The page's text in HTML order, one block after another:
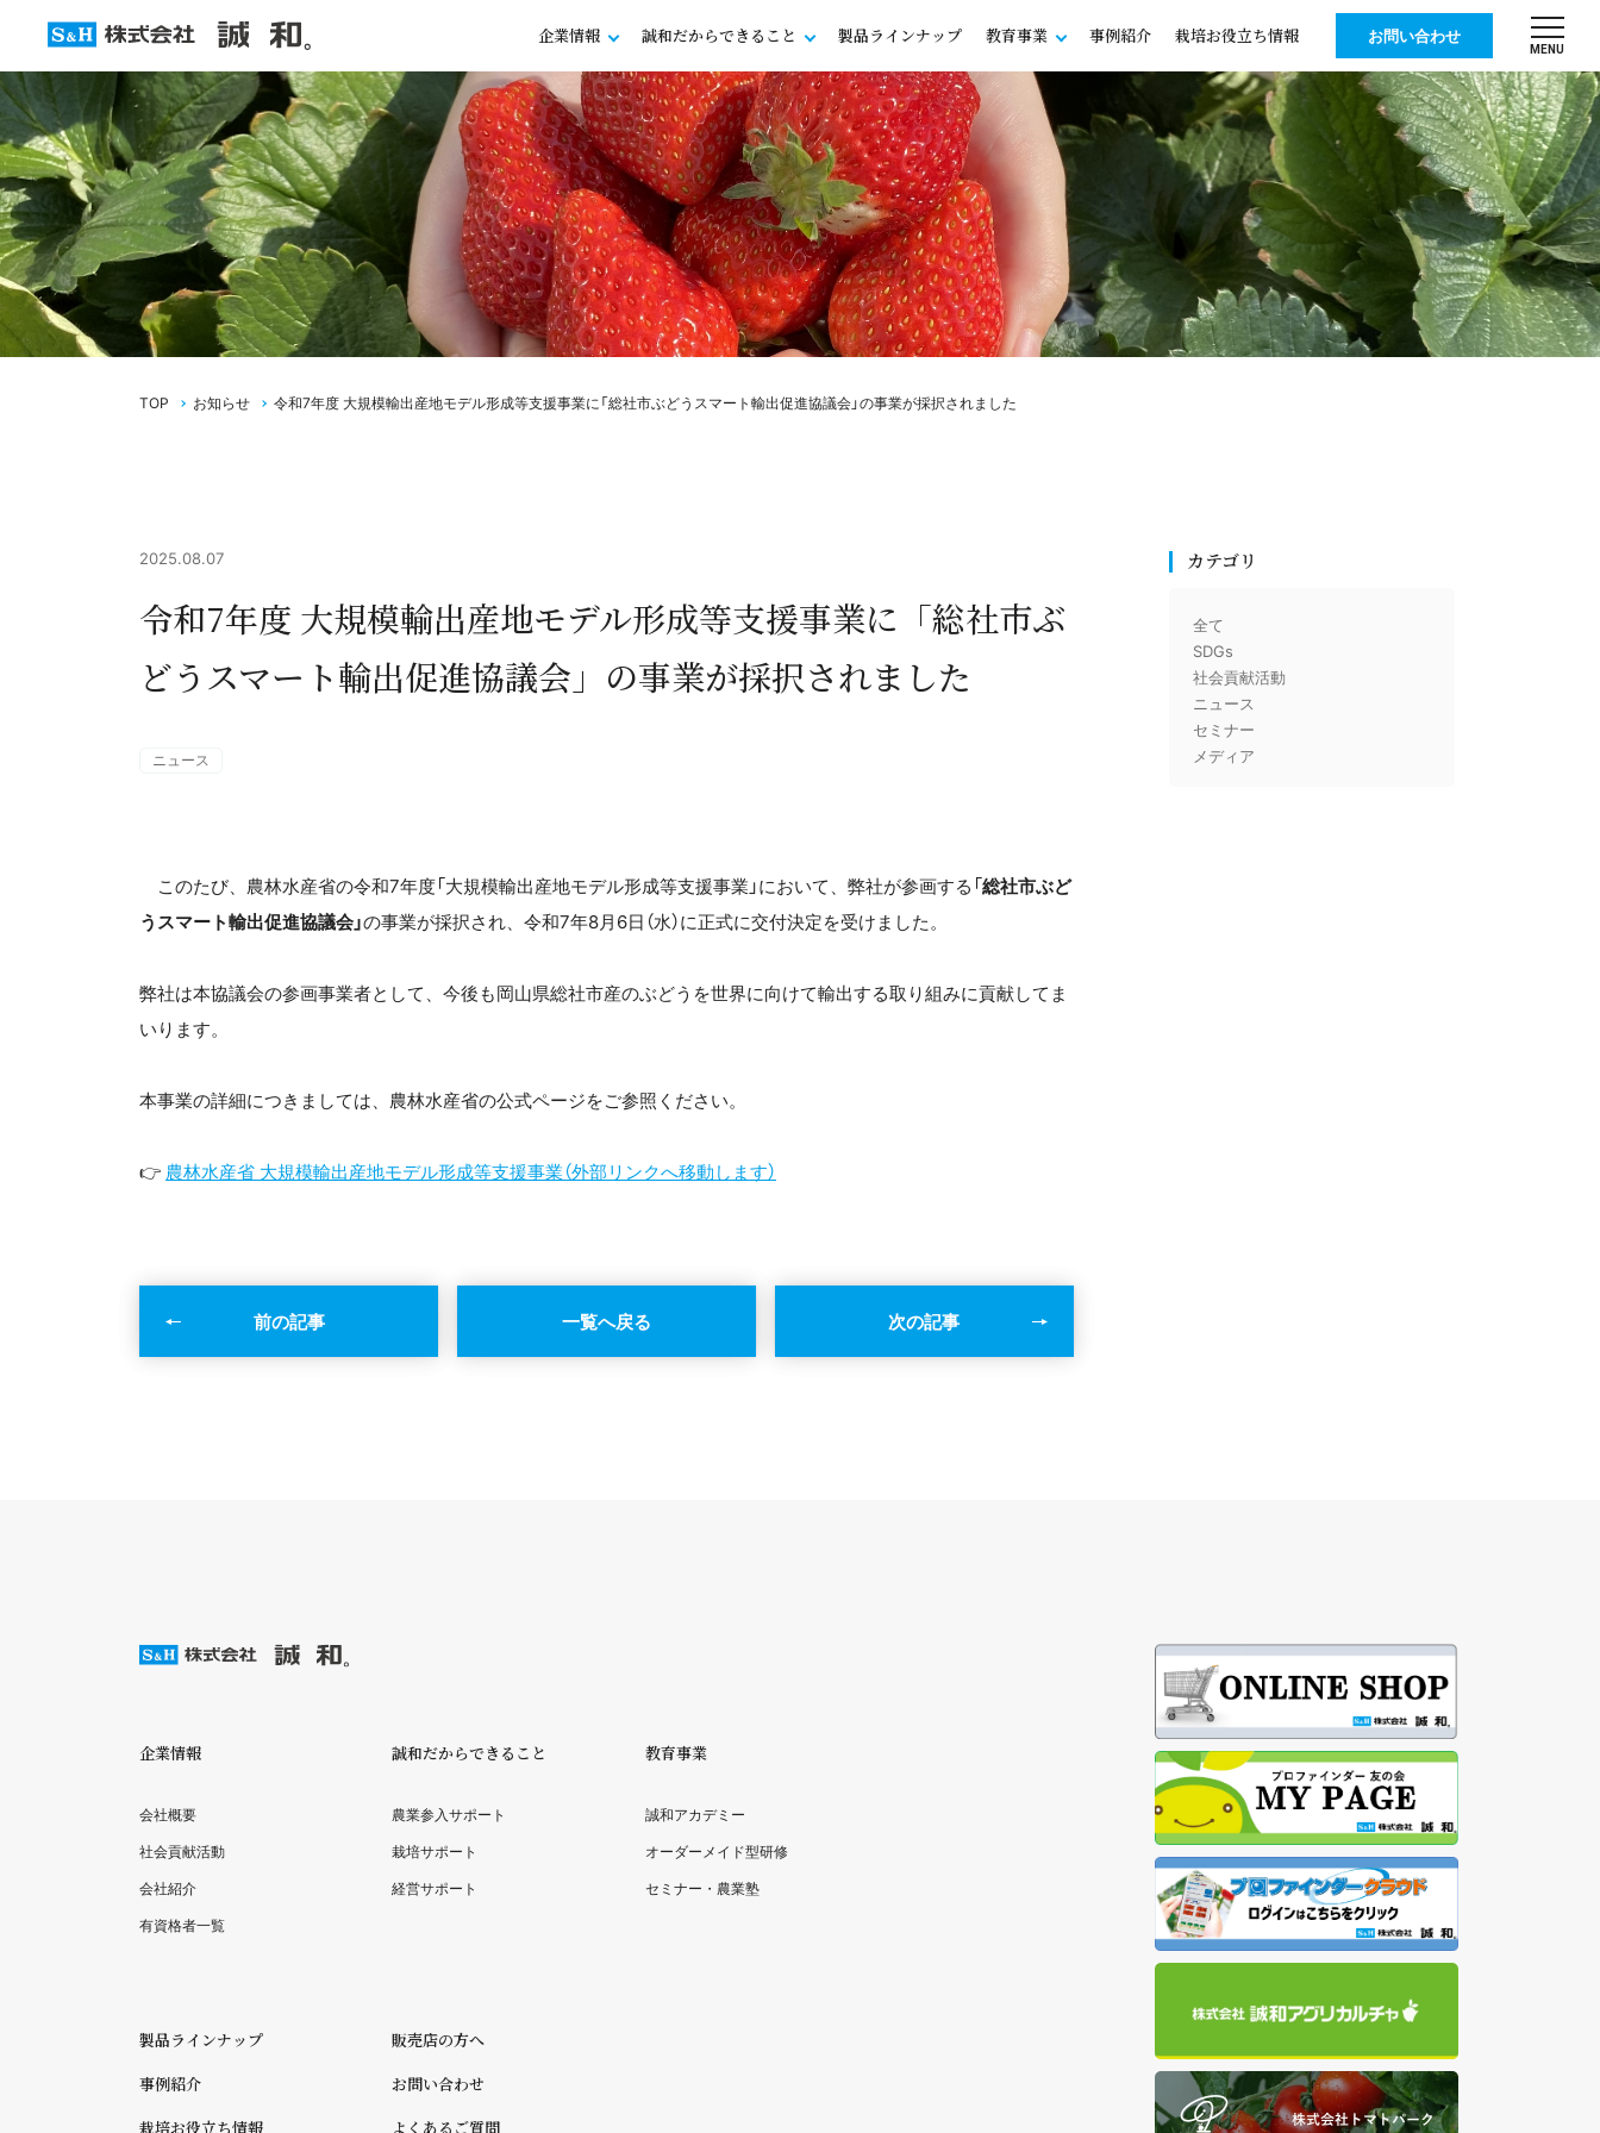
企業情報 誠和だからできること 製品ラインナップ 教育事業 事例紹介 栽培お役立ち情報 お問い合わせ
MENU
TOP お知らせ 令和7年度 大規模輸出産地モデル形成等支援事業に「総社市ぶどうスマート輸出促進協議会」の事業が採択されました
2025.08.07
令和7年度 大規模輸出産地モデル形成等支援事業に「総社市ぶ
どうスマート輸出促進協議会」の事業が採択されました
ニュース
このたび、農林水産省の令和7年度「大規模輸出産地モデル形成等支援事業」において、弊社が参画する「総社市ぶど
うスマート輸出促進協議会」の事業が採択され、令和7年8月6日（水）に正式に交付決定を受けました。
弊社は本協議会の参画事業者として、今後も岡山県総社市産のぶどうを世界に向けて輸出する取り組みに貢献してま
いります。
本事業の詳細につきましては、農林水産省の公式ページをご参照ください。
👉 農林水産省 大規模輸出産地モデル形成等支援事業（外部リンクへ移動します）
前の記事 一覧へ戻る 次の記事
カテゴリ
全て
SDGs
社会貢献活動
ニュース
セミナー
メディア
企業情報
会社概要
社会貢献活動
会社紹介
有資格者一覧
誠和だからできること
農業参入サポート
栽培サポート
経営サポート
教育事業
誠和アカデミー
オーダーメイド型研修
セミナー・農業塾
製品ラインナップ
事例紹介
栽培お役立ち情報
販売店の方へ
お問い合わせ
よくあるご質問